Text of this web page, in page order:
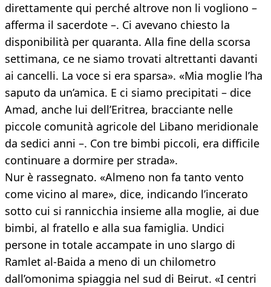
direttamente qui perché altrove non li vogliono –
afferma il sacerdote –. Ci avevano chiesto la
disponibilità per quaranta. Alla fine della scorsa
settimana, ce ne siamo trovati altrettanti davanti
ai cancelli. La voce si era sparsa». «Mia moglie l’ha
saputo da un’amica. E ci siamo precipitati – dice
Amad, anche lui dell’Eritrea, bracciante nelle
piccole comunità agricole del Libano meridionale
da sedici anni –. Con tre bimbi piccoli, era difficile
continuare a dormire per strada».
Nur è rassegnato. «Almeno non fa tanto vento
come vicino al mare», dice, indicando l’incerato
sotto cui si rannicchia insieme alla moglie, ai due
bimbi, al fratello e alla sua famiglia. Undici
persone in totale accampate in uno slargo di
Ramlet al-Baida a meno di un chilometro
dall’omonima spiaggia nel sud di Beirut. «I centri